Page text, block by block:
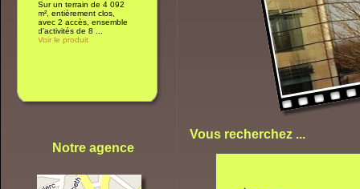
Notre agence
Vous recherchez ...